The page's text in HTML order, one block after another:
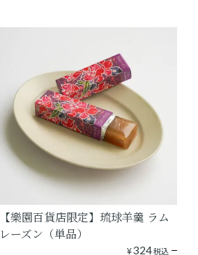
【樂園百貨店限定】琉球羊羹 ラム
レーズン（単品）
¥324税込